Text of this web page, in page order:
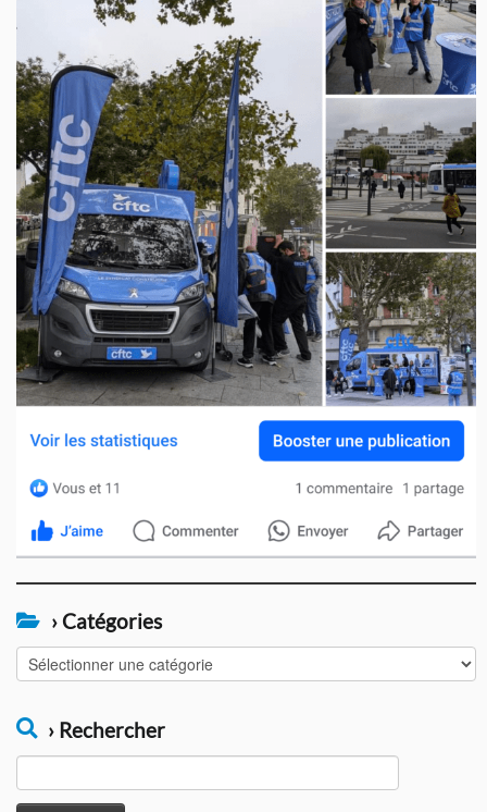
› Catégories
Catégories
› Rechercher